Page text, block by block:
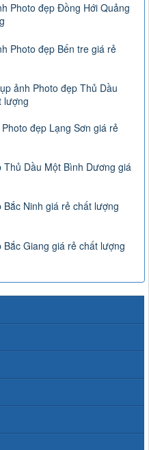
Photo đẹp Đồng Hới Quảng
Photo đẹp Bến tre giá rẻ
ảnh Photo đẹp Thủ Dầu
lượng
đẹp Lạng Sơn giá rẻ
Dầu Một Bình Dương giá
Ninh giá rẻ chất lượng
Giang giá rẻ chất lượng